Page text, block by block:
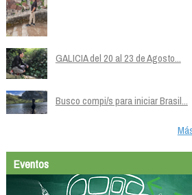
GALICIA del 20 al 23 de Agosto...
Busco compi/s para iniciar Brasil...
Eventos